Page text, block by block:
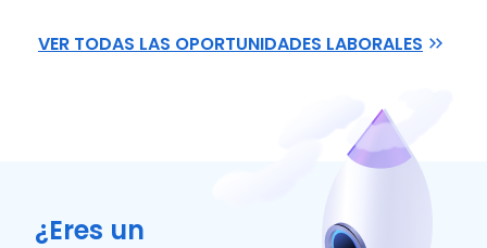
VER TODAS LAS OPORTUNIDADES LABORALES
¿Eres un